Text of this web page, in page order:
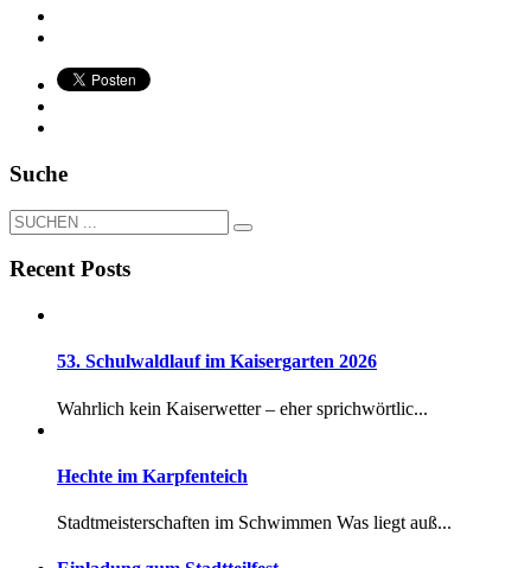
Suche
Recent Posts
53. Schulwaldlauf im Kaisergarten 2026
Wahrlich kein Kaiserwetter – eher sprichwörtlic...
Hechte im Karpfenteich
Stadtmeisterschaften im Schwimmen Was liegt auß...